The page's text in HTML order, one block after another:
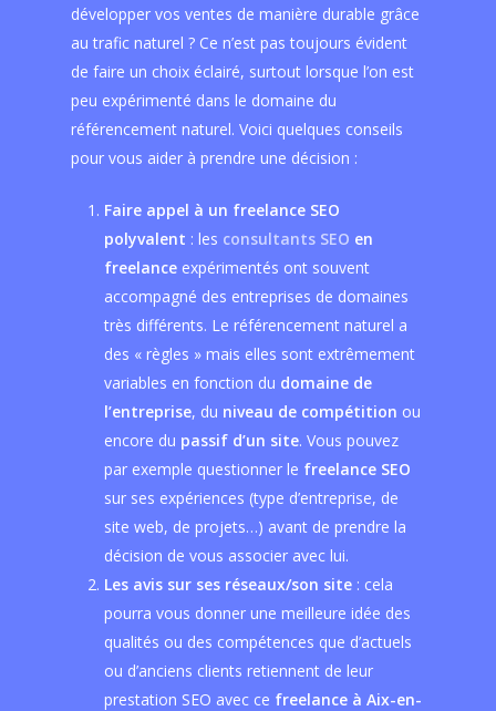
développer vos ventes de manière durable grâce
au trafic naturel ? Ce n’est pas toujours évident
de faire un choix éclairé, surtout lorsque l’on est
peu expérimenté dans le domaine du
référencement naturel. Voici quelques conseils
pour vous aider à prendre une décision :
Faire appel à un freelance SEO
polyvalent : les consultants SEO en
freelance expérimentés ont souvent
accompagné des entreprises de domaines
très différents. Le référencement naturel a
des « règles » mais elles sont extrêmement
variables en fonction du domaine de
l’entreprise, du niveau de compétition ou
encore du passif d’un site. Vous pouvez
par exemple questionner le freelance SEO
sur ses expériences (type d’entreprise, de
site web, de projets…) avant de prendre la
décision de vous associer avec lui.
Les avis sur ses réseaux/son site : cela
pourra vous donner une meilleure idée des
qualités ou des compétences que d’actuels
ou d’anciens clients retiennent de leur
prestation SEO avec ce freelance à Aix-en-